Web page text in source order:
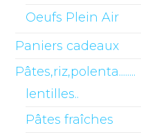
Oeufs Plein Air
Paniers cadeaux
Pâtes,riz,polenta........
lentilles..
Pâtes fraîches